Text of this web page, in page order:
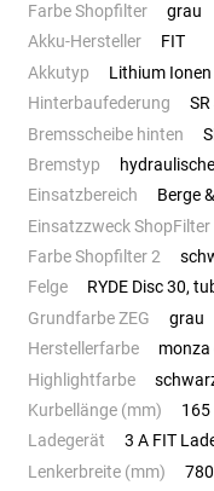
Farbe Shopfilter
grau
Akku-Hersteller
FIT
Akkutyp
Lithium Ionen
Hinterbaufederung
Bremsscheibe hinten
Bremstyp
Einsatzbereich
Berge
Einsatzzweck ShopFilter
Farbe Shopfilter 2
Felge
RYDE Disc 30,
Grundfarbe ZEG
grau
Herstellerfarbe
monza
Highlightfarbe
Kurbellänge (mm)
Ladegerät
3 A FIT
Lenkerbreite (mm)